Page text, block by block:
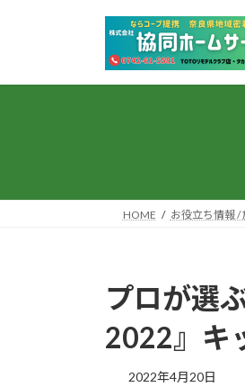
プ
動
HOME お役立ち情報 /
プロが選
2022』キ
2022年4月20日